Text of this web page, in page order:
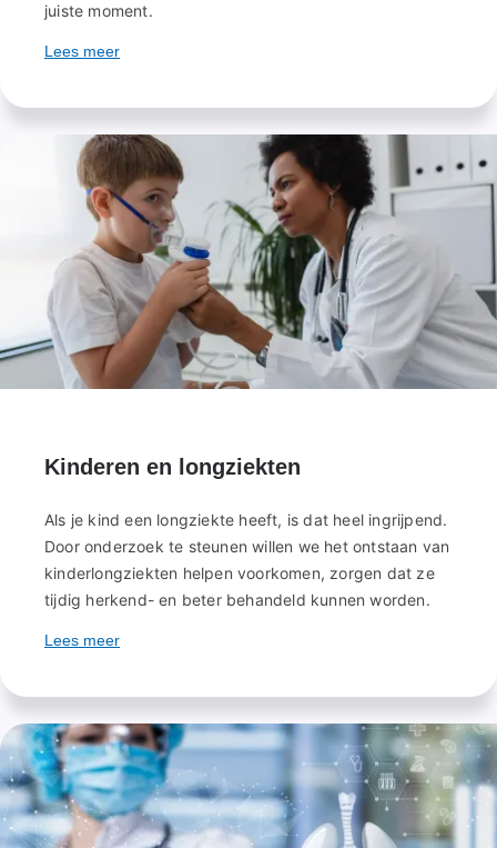
juiste moment.
Lees meer
Kinderen en longziekten
Als je kind een longziekte heeft, is dat heel ingrijpend.
Door onderzoek te steunen willen we het ontstaan van
kinderlongziekten helpen voorkomen, zorgen dat ze
tijdig herkend- en beter behandeld kunnen worden.
Lees meer